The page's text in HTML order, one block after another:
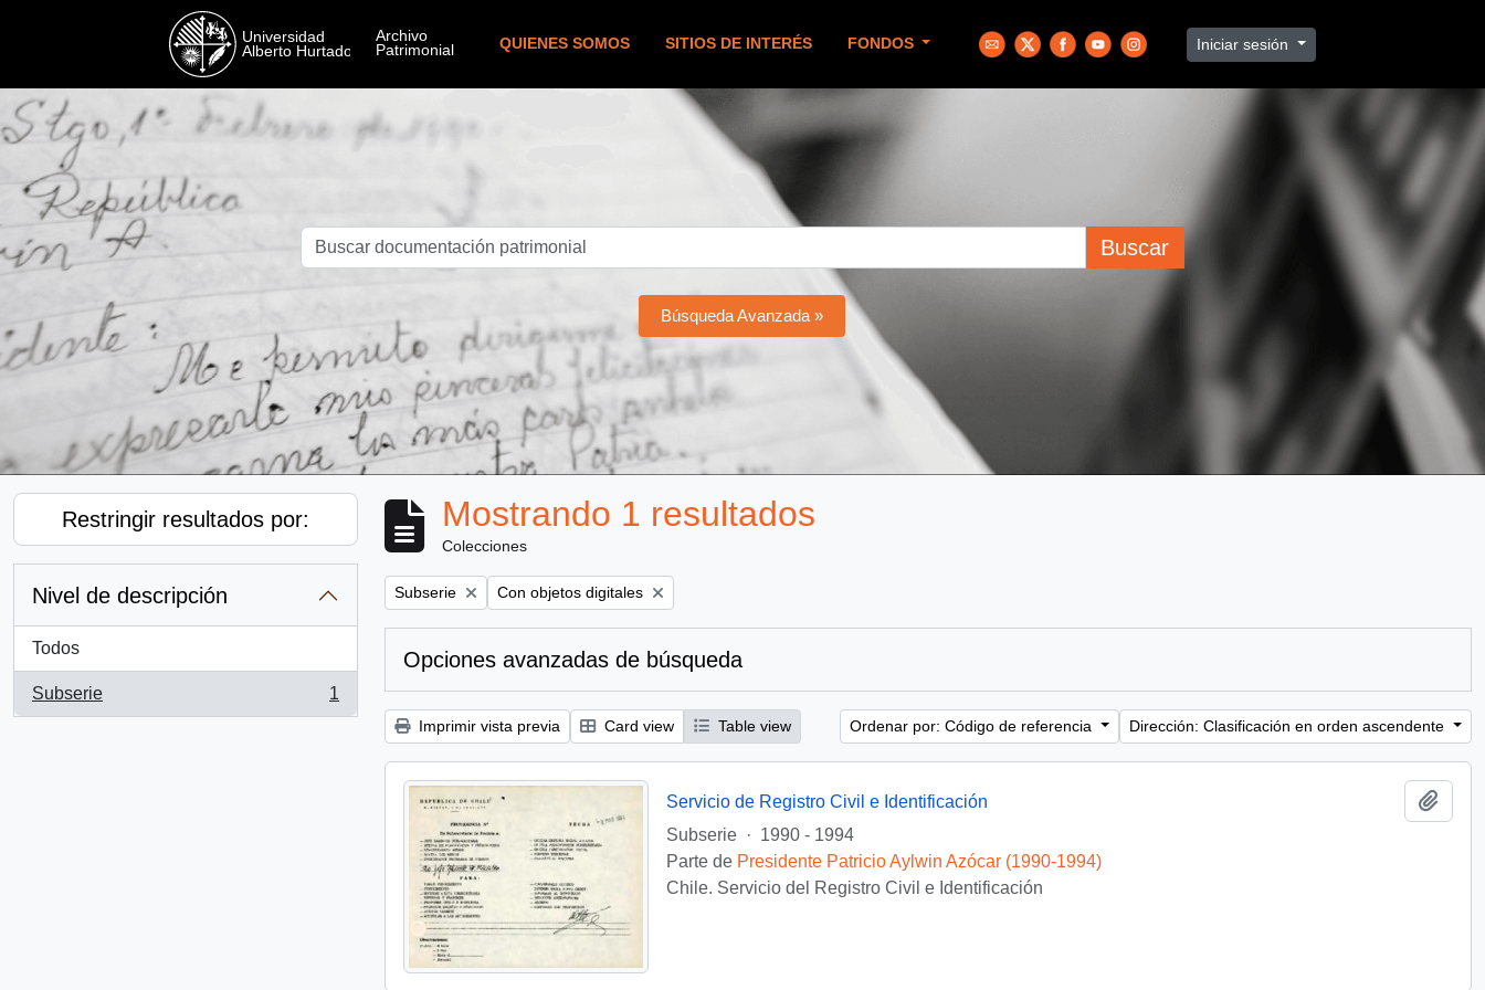
QUIENES SOMOS SITIOS DE INTERÉS FONDOS Iniciar sesión
Buscar
Búsqueda Avanzada »
Restringir resultados por:
Nivel de descripción
Todos
Subserie
, 1 resultados
1
Mostrando 1 resultados
Colecciones
Remove filter:
Subserie Remove filter:
Con objetos digitales
Opciones avanzadas de búsqueda
Imprimir vista previa Card view Table view Ordenar por: Código de referencia Dirección: Clasificación en orden ascendente
Servicio de Registro Civil e Identificación
Subserie
· 1990 - 1994
Parte de Presidente Patricio Aylwin Azócar (1990-1994)
Chile. Servicio del Registro Civil e Identificación